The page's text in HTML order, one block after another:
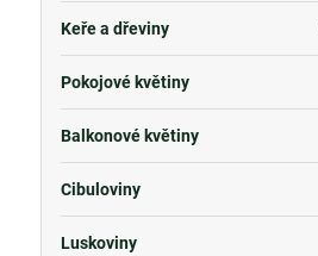
Keře a dřeviny
Pokojové květiny
Balkonové květiny
Cibuloviny
Luskoviny